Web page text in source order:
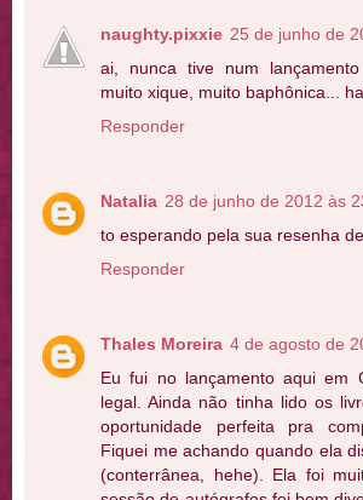
naughty.pixxie 25 de junho de
ai, nunca tive num
muito xique, muito baphônica...
Responder
Natalia 28 de junho de 2012 às
to esperando pela sua resenha
Responder
Thales Moreira 4 de agosto de
Eu fui no lançamento aqui em
legal. Ainda não tinha lido os
oportunidade perfeita pra
Fiquei me achando quando ela
(conterrânea, hehe). Ela foi